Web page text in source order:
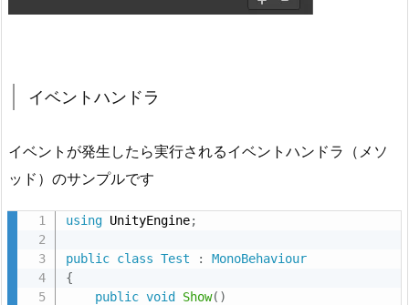
タ
マ
ー
ベ
ン
の
イベントハンドラ
イベントが発生したら実行されるイベントハンドラ（メソ
ッド）のサンプルです
using UnityEngine;
public class Test :
MonoBehaviour
{
public void Show( )